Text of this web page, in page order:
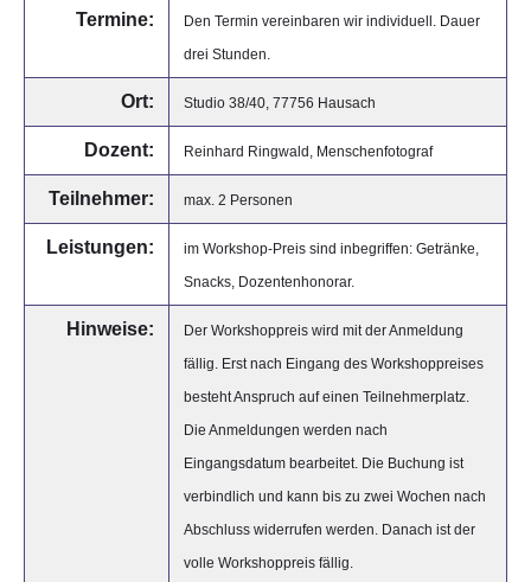
Termine:
Den Termin vereinbaren wir individuell. Dauer
drei Stunden.
Ort: Studio 38/40, 77756 Hausach
Dozent: Reinhard Ringwald, Menschenfotograf
Teilnehmer: max. 2 Personen
Leistungen:
im Workshop-Preis sind inbegriffen: Getränke,
Snacks, Dozentenhonorar.
Hinweise:
Der Workshoppreis wird mit der Anmeldung
fällig. Erst nach Eingang des Workshoppreises
besteht Anspruch auf einen Teilnehmerplatz.
Die Anmeldungen werden nach
Eingangsdatum bearbeitet. Die Buchung ist
verbindlich und kann bis zu zwei Wochen nach
Abschluss widerrufen werden. Danach ist der
volle Workshoppreis fällig.